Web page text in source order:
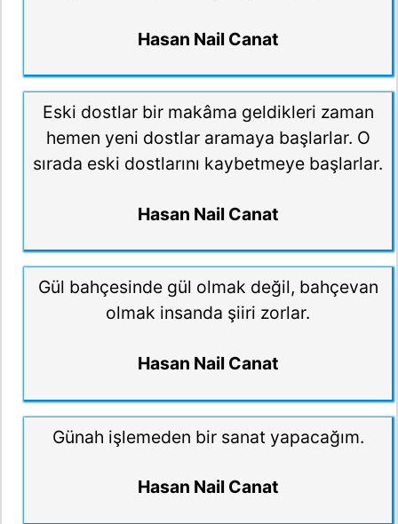
Hasan Nail Canat
Eski dostlar bir makâma geldikleri zaman
hemen yeni dostlar aramaya başlarlar. O
sırada eski dostlarını kaybetmeye başlarlar.
Hasan Nail Canat
Gül bahçesinde gül olmak değil, bahçevan
olmak insanda şiiri zorlar.
Hasan Nail Canat
Günah işlemeden bir sanat yapacağım.
Hasan Nail Canat